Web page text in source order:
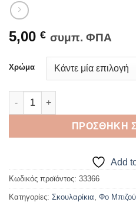
5,00 € συμπ. ΦΠΑ
Χρώμα
Γυναικείο ζευγάρι
ΠΡΟΣΘΉΚΗ
Add
Κωδικός προϊόντος: 33366
Κατηγορίες: Σκουλαρίκια Φο Μπιζού